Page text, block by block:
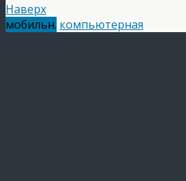
Наверх
мобильн. компьютерная